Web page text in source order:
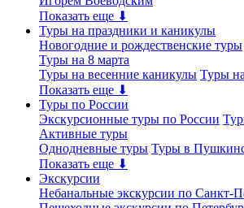
Показать еще ⬇
Туры на праздники и каникулы
Новогодние и рождественские туры
Туры на 8 марта
Туры на весенние каникулы Туры
Показать еще ⬇
Туры по России
Экскурсионные туры по России
Активные туры
Однодневные туры Туры в
Показать еще ⬇
Экскурсии
Небанальные экскурсии по Санкт-